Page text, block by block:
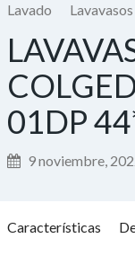
Lavado Lavavasos
01DP
9 noviembre,
Características